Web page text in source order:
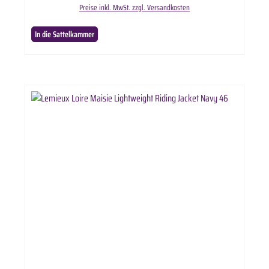
Preise inkl. MwSt. zzgl. Versandkosten
In die Sattelkammer